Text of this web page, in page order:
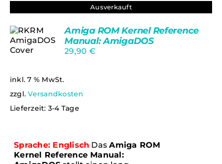
Ausverkauft
Amiga ROM Kernel Reference
Manual: AmigaDOS
29,90 €
inkl. 7 % MwSt.
zzgl.Versandkosten
Lieferzeit: 3-4 Tage
Sprache: Englisch DasAmiga ROM
Kernel Reference Manual: